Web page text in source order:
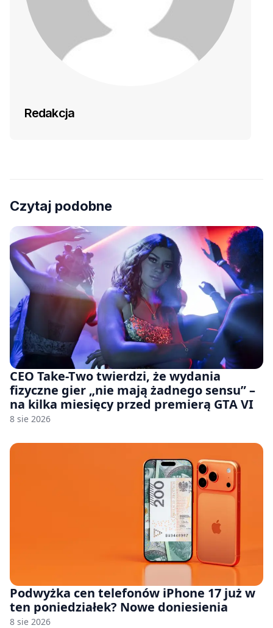
Redakcja
Czytaj podobne
CEO Take-Two twierdzi, że wydania
fizyczne gier „nie mają żadnego sensu” –
na kilka miesięcy przed premierą GTA VI
8 sie 2026
Podwyżka cen telefonów iPhone 17 już w
ten poniedziałek? Nowe doniesienia
8 sie 2026